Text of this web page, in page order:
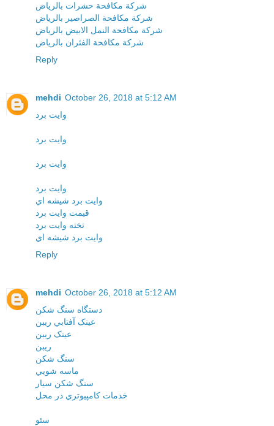
شركة مكافحة حشرات بالرياض
شركة مكافحة الصراصير بالرياض
شركة مكافحة النمل الابيض بالرياض
شركة مكافحة الفئران بالرياض
Reply
mehdi October 26, 2018 at 5:12 AM
وايت برد
وايت برد
وايت برد
وايت برد
وايت برد شيشه اي
قيمت وايت برد
تخته وايت برد
وايت برد شيشه اي
Reply
mehdi October 26, 2018 at 5:12 AM
دستگاه سنگ شکن
عينک آفتابي ريبن
عينک ريبن
ريبن
سنگ شکن
ماسه شويي
سنگ شکن سيار
خدمات کامپيوتري در محل
سئو